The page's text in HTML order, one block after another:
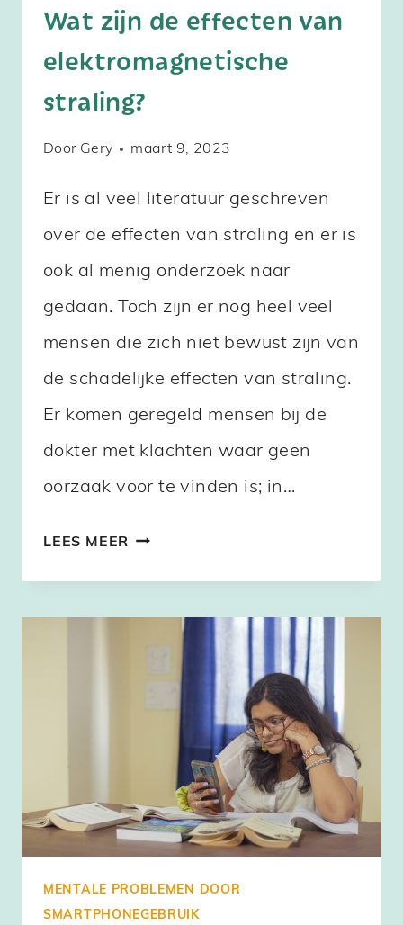
Wat zijn de effecten van
elektromagnetische
straling?
Door Gery maart 9, 2023
Er is al veel literatuur geschreven
over de effecten van straling en er is
ook al menig onderzoek naar
gedaan. Toch zijn er nog heel veel
mensen die zich niet bewust zijn van
de schadelijke effecten van straling.
Er komen geregeld mensen bij de
dokter met klachten waar geen
oorzaak voor te vinden is; in…
LEES MEER WAT
EFFECTEN
ELEKTROMAGNETISCHE
STRALING?
MENTALE PROBLEMEN DOOR
SMARTPHONEGEBRUIK